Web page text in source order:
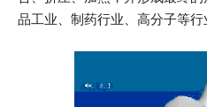
品工业、制药行业、高分子等行